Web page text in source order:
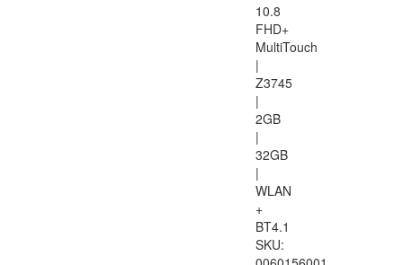
10.8
FHD+
MultiTouch
|
Z3745
|
2GB
|
32GB
|
WLAN
+
BT4.1
SKU: